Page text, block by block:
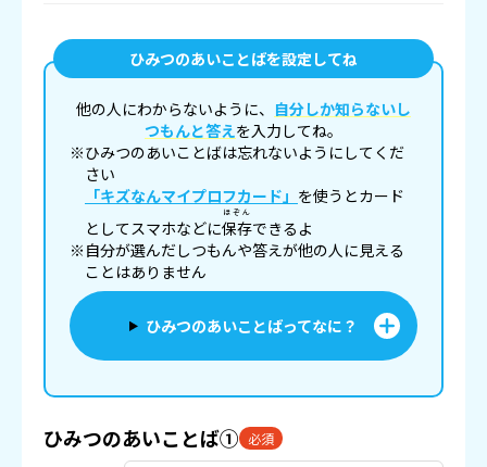
ひみつのあいことばを設定してね
他の人にわからないように、 自分しか知らないし
つもんと答えを入力してね。
※ひみつのあいことばは忘れないようにしてくだ
さい
「キズなんマイプロフカード」 を使うとカード
としてスマホなどに保存
ほぞん
できるよ
※自分が選んだしつもんや答えが他の人に見える
ことはありません
ひみつのあいことばってなに？
ひみつのあいことば① 必須